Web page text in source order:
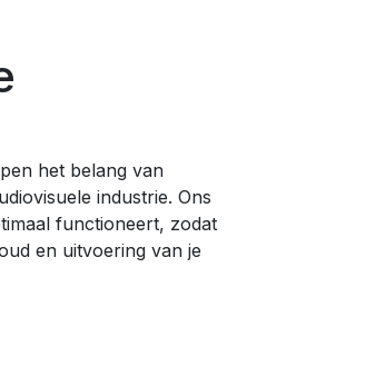
het belang van
industrie. Ons
functioneert, zodat
en uitvoering van je